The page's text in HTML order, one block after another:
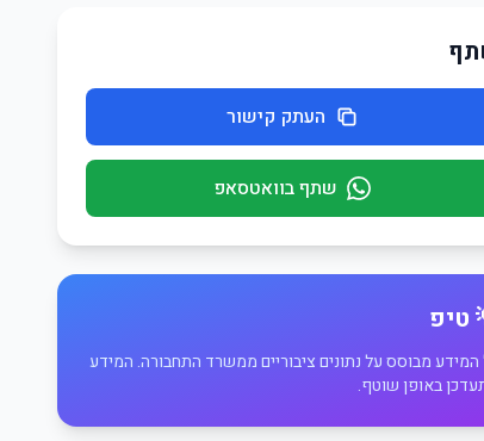
העתק קישור
שתף בוואטסאפ
טיפ
המידע מבוסס על נתונים ציבוריים ממשרד התחבורה. המידע
באופן שוטף.